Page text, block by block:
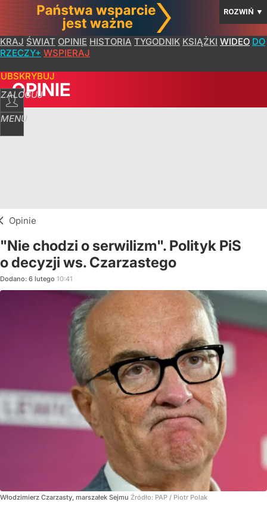
ROZWIŃ ▼
KRAJ ŚWIAT OPINIE HISTORIA TYGODNIK KSIĄŻKI WIDEO DO
RZECZY+ WSPIERAJ
ZALOGUJ
MENU
OPINIE
Opinie
"Nie chodzi o serwilizm". Polityk PiS
o decyzji ws. Czarzastego
Dodano: 6 lutego 10:41
Włodzimierz Czarzasty, marszałek Sejmu Źródło: PAP / Piotr Polak